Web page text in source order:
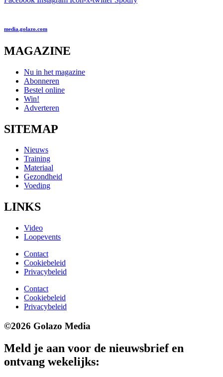
media.golazo.com
MAGAZINE
Nu in het magazine
Abonneren
Bestel online
Win!
Adverteren
SITEMAP
Nieuws
Training
Materiaal
Gezondheid
Voeding
LINKS
Video
Loopevents
Contact
Cookiebeleid
Privacybeleid
Contact
Cookiebeleid
Privacybeleid
©2026 Golazo Media
Meld je aan voor de nieuwsbrief en
ontvang wekelijks: